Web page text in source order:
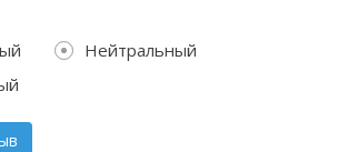
Нейтральный